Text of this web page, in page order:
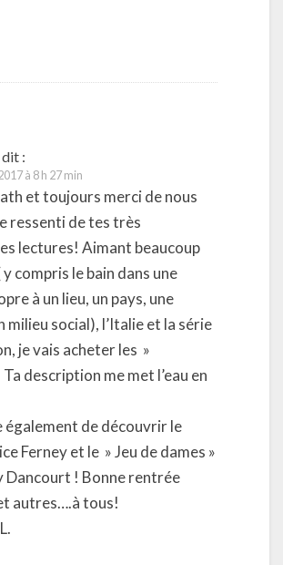
dit :
à 8 h 27 min
et toujours merci de nous
ressenti de tes très
lectures! Aimant beaucoup
compris le bain dans une
à un lieu, un pays, une
milieu social), l’Italie et la série
je vais acheter les »
description me met l’eau en
également de découvrir le
Ferney et le » Jeu de dames »
Dancourt ! Bonne rentrée
autres….à tous!